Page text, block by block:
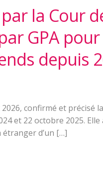
la Cour
GPA
depuis
confirmé et précisé
et 22 octobre 2025. Elle
étranger d’un […]